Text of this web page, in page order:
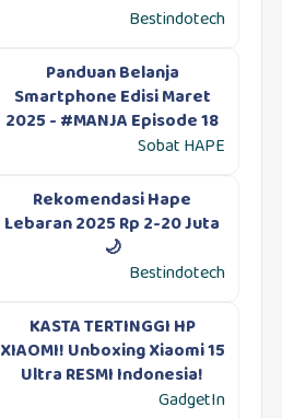
Bestindotech
Panduan Belanja
Smartphone Edisi Maret
2025 - #MANJA Episode 18
Sobat HAPE
Rekomendasi Hape
Lebaran 2025 Rp 2-20 Juta
🌙
Bestindotech
KASTA TERTINGGI HP
XIAOMI! Unboxing Xiaomi 15
Ultra RESMI Indonesia!
GadgetIn